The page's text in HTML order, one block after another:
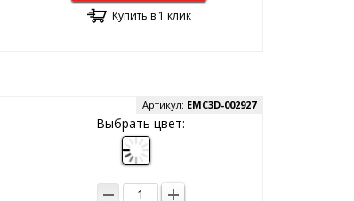
Купить в 1 клик
Артикул: EMC3D-002927
Выбрать цвет: